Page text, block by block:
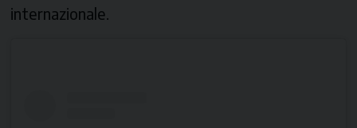
internazionale.